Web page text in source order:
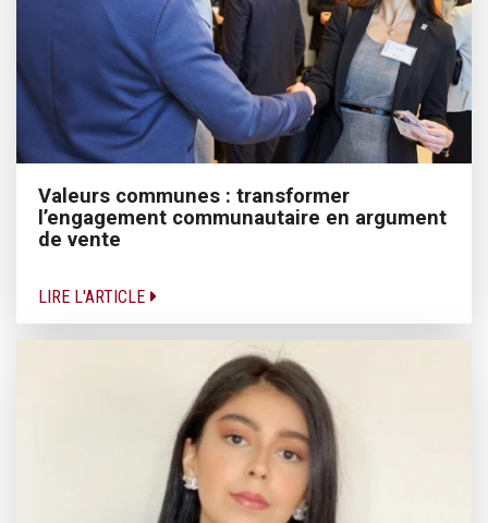
Valeurs communes : transformer
l’engagement communautaire en argument
de vente
LIRE L'ARTICLE